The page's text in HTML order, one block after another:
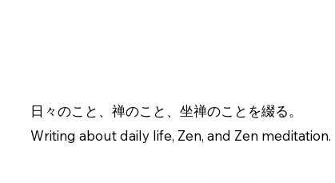
日々のこと、禅のこと、坐禅のことを綴る。
Writing about daily life, Zen, and Zen meditation.